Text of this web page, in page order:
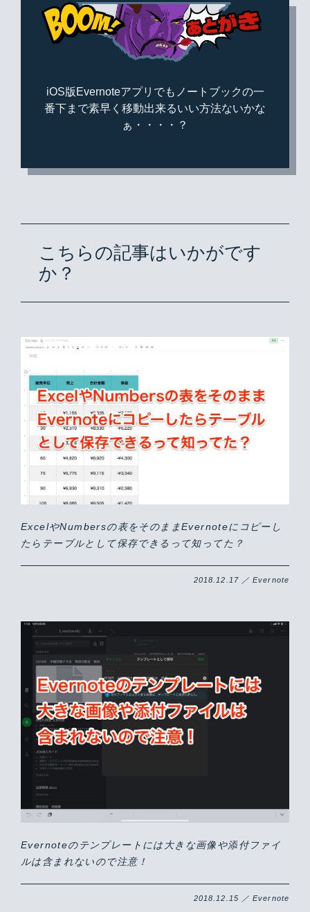
iOS版Evernoteアプリでもノートブックの一
番下まで素早く移動出来るいい方法ないかな
ぁ・・・・？
こちらの記事はいかがです
か？
ExcelやNumbersの表をそのままEvernoteにコピーし
たらテーブルとして保存できるって知ってた？
2018.12.17 ／ Evernote
Evernoteのテンプレートには大きな画像や添付ファイ
ルは含まれないので注意！
2018.12.15 ／ Evernote